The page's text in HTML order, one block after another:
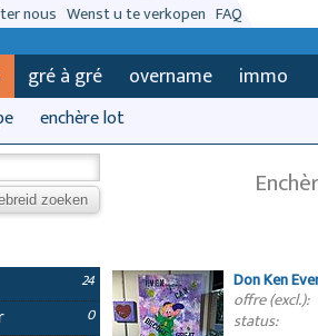
nous Wenst u te verkopen FAQ
gré à gré overname immo
enchère lot
zoeken
24
0
Don Ken
offre (excl.):
status: